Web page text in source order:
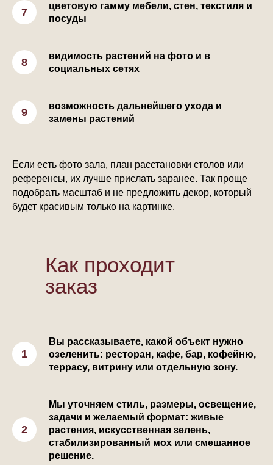
цветовую гамму мебели, стен, текстиля и
посуды
видимость растений на фото и в
социальных сетях
возможность дальнейшего ухода и
замены растений
Если есть фото зала, план расстановки столов или
референсы, их лучше прислать заранее. Так проще
подобрать масштаб и не предложить декор, который
будет красивым только на картинке.
Как проходит
заказ
Вы рассказываете, какой объект нужно
озеленить: ресторан, кафе, бар, кофейню,
террасу, витрину или отдельную зону.
Мы уточняем стиль, размеры, освещение,
задачи и желаемый формат: живые
растения, искусственная зелень,
стабилизированный мох или смешанное
решение.